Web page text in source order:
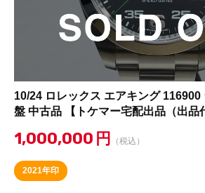
10/24 ロレックス エアキング 116900
盤 中古品 【トケマー宅配出品（出品
1,000,000 円 （税込）
2021年印